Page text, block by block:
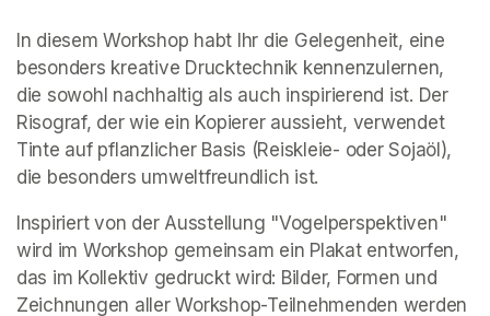
In diesem Workshop habt Ihr die Gelegenheit, eine
besonders kreative Drucktechnik kennenzulernen,
die sowohl nachhaltig als auch inspirierend ist. Der
Risograf, der wie ein Kopierer aussieht, verwendet
Tinte auf pflanzlicher Basis (Reiskleie- oder Sojaöl),
die besonders umweltfreundlich ist.
Inspiriert von der Ausstellung "Vogelperspektiven"
wird im Workshop gemeinsam ein Plakat entworfen,
das im Kollektiv gedruckt wird: Bilder, Formen und
Zeichnungen aller Workshop-Teilnehmenden werden